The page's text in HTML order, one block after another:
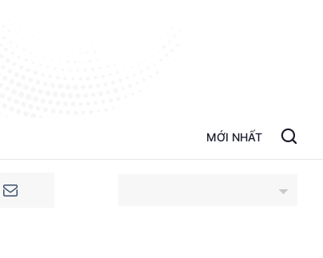
MỚI NHẤT